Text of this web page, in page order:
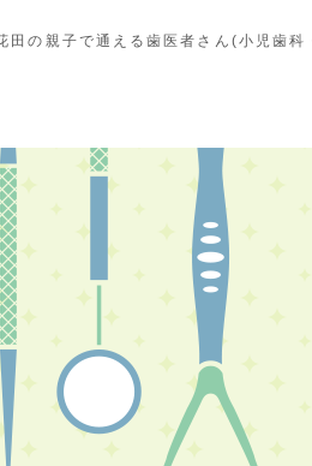
田の親子で通える歯医者さん(小児歯